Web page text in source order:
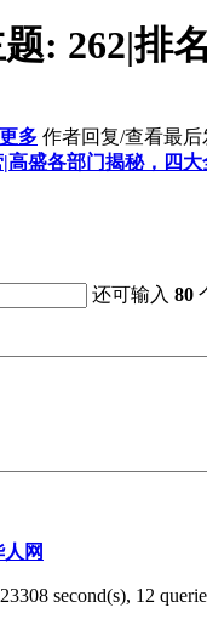
: 262|排
更多 作者回复/查看最后
高盛各部门揭秘，四大
还可输入80
网
second(s), 12